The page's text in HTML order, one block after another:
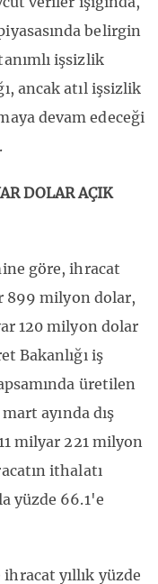
belirgin
işsizlik
ancak atıl işsizlik
devam edeceği
DOLAR AÇIK
göre, ihracat
899 milyon dolar,
120 milyon dolar
Bakanlığı iş
üretilen
ayında dış
milyar 221 milyon
ithalatı
yüzde 66.1'e
yıllık yüzde